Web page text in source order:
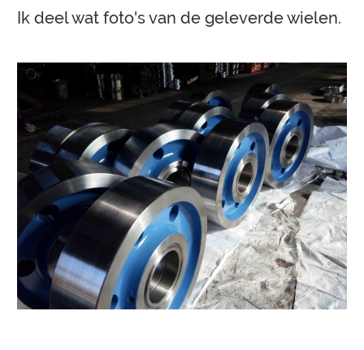
Ik deel wat foto's van de geleverde wielen.